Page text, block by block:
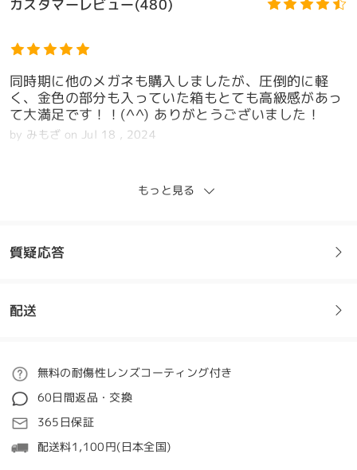
カスタマーレビュー(480)
同時期に他のメガネも購入しましたが、圧倒的に軽
く、金色の部分も入っていた箱もとても高級感があっ
て大満足です！！(^^) ありがとうございました！
by みもざ on Jul 18 , 2024
by 中野 on
もっと見る
質疑応答
フレームについてご質問がある場合は、以下からお問い合わせく
質問する
配送
ご注文
処理時間
5-7営業日
詳細
無料の耐傷性レンズコーティング付き
60日間返品・交換
365日保証
配送料1,100円(日本全国)